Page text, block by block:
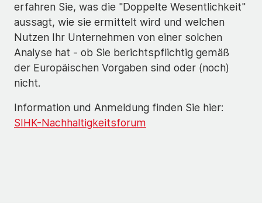
erfahren Sie, was die "Doppelte Wesentlichkeit"
aussagt, wie sie ermittelt wird und welchen
Nutzen Ihr Unternehmen von einer solchen
Analyse hat - ob Sie berichtspflichtig gemäß
der Europäischen Vorgaben sind oder (noch)
nicht.
Information und Anmeldung finden Sie hier:
SIHK-Nachhaltigkeitsforum